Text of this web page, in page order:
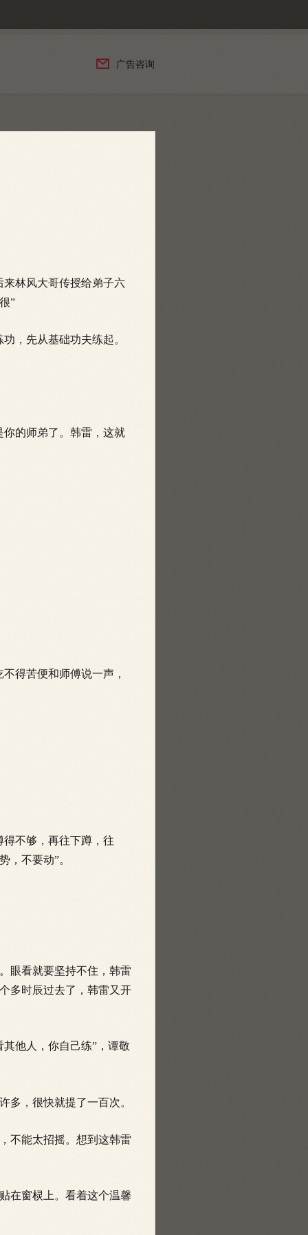
 广告咨询
林风大哥传授给弟子六
”
，先从基础功夫练起。
的师弟了。韩雷，这就
不得苦便和师傅说一声，
不够，再往下蹲，往
不要动”。
眼看就要坚持不住，韩雷
多时辰过去了，韩雷又开
他人，你自己练”，谭敬
，很快就提了一百次。
不能太招摇。想到这韩雷
在窗棂上。看着这个温馨